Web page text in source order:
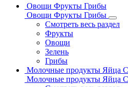
Овощи Фрукты Грибы
Овощи Фрукты Грибы
Смотреть весь раздел
Фрукты
Овощи
Зелень
Грибы
Молочные продукты Яйца
Молочные продукты Яйца